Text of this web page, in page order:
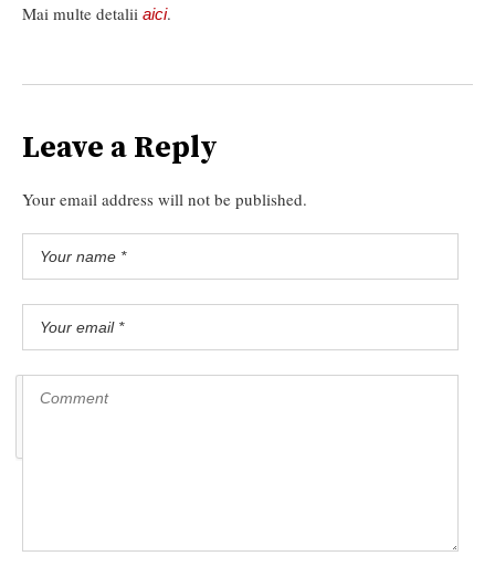
Mai multe detalii aici.
Leave a Reply
Your email address will not be published.